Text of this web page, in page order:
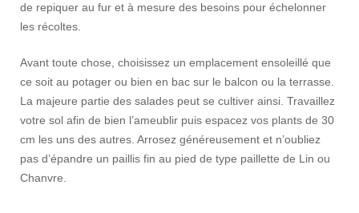
de repiquer au fur et à mesure des besoins pour échelonner
les récoltes.
Avant toute chose, choisissez un emplacement ensoleillé que
ce soit au potager ou bien en bac sur le balcon ou la terrasse.
La majeure partie des salades peut se cultiver ainsi. Travaillez
votre sol afin de bien l’ameublir puis espacez vos plants de 30
cm les uns des autres. Arrosez généreusement et n’oubliez
pas d’épandre un paillis fin au pied de type paillette de Lin ou
Chanvre.